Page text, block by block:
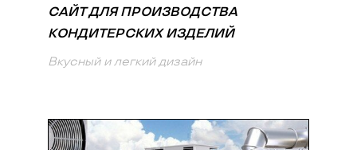
САЙТ ДЛЯ ПРОИЗВОДСТВА
КОНДИТЕРСКИХ ИЗДЕЛИЙ
Вкусный и легкий дизайн